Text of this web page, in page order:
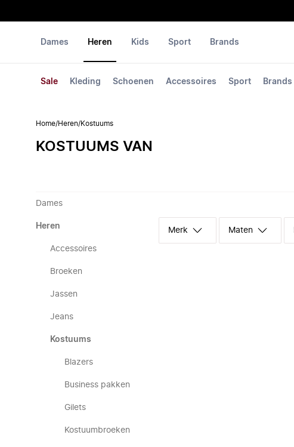
Dames Heren
Sale Kleding Schoenen Accessoires Sport Brands
Kids Sport Brands
Home/Heren/Kostuums
KOSTUUMS VAN
Dames
Heren
Accessoires
Broeken
Jassen
Jeans
Kostuums
Blazers
Business pakken
Gilets
Kostuumbroeken
Merk Maten